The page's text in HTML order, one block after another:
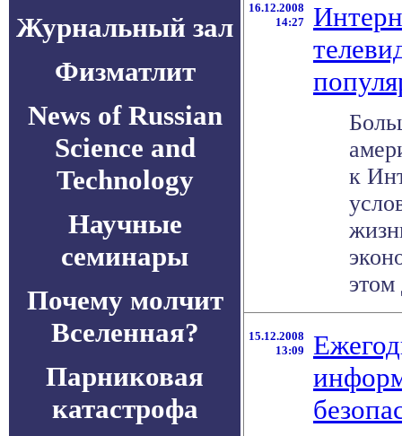
Журнальный зал
Физматлит
News of Russian
Science and
Technology
Научные
семинары
Почему молчит
Вселенная?
Парниковая
катастрофа
16.12.2008
14:27
к
15.12.2008
13:09